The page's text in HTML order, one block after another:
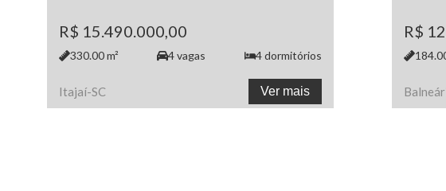
R$ 15.490.000,00
330.00m² 4vagas 4dormitórios
Itajaí-SC Ver mais
R$